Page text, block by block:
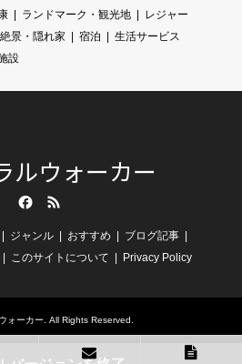
ランドマーク・観光地
レジャー
景・隠れ家 宿泊
生活サービス
設
ルウォーカー
ジャンル おすすめ
ブログ記事
このサイトについて Privacy Policy
ォーカー . All Rights Reserved.